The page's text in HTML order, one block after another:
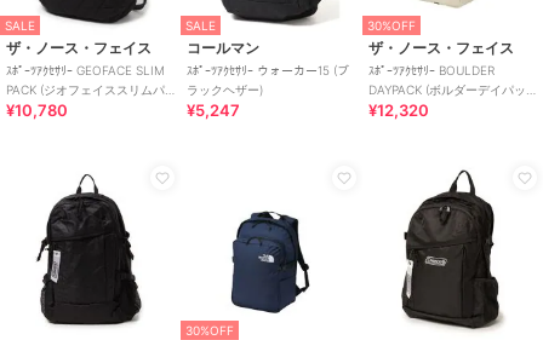
SALE
ザ・ノース・フェイス
ｽﾎﾟｰﾂｱｸｾｻﾘｰ GEOFACE SLIM
PACK (ジオフェイススリムパ
ック)
¥10,780
SALE
コールマン
ｽﾎﾟｰﾂｱｸｾｻﾘｰ ウォーカー15 (ブ
ラックヘザー)
¥5,247
30%OFF
ザ・ノース・フェイス
ｽﾎﾟｰﾂｱｸｾｻﾘｰ BOULDER
DAYPACK (ボルダーデイパッ
ク)
¥12,320
30%OFF